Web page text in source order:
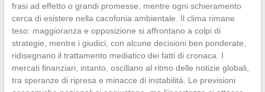
frasi ad effetto o grandi promesse, mentre ogni schieramento
cerca di esistere nella cacofonia ambientale. Il clima rimane
teso: maggioranza e opposizione si affrontano a colpi di
strategie, mentre i giudici, con alcune decisioni ben ponderate,
ridisegnano il trattamento mediatico dei fatti di cronaca. I
mercati finanziari, intanto, oscillano al ritmo delle notizie globali,
tra speranze di ripresa e minacce di instabilità. Le previsioni